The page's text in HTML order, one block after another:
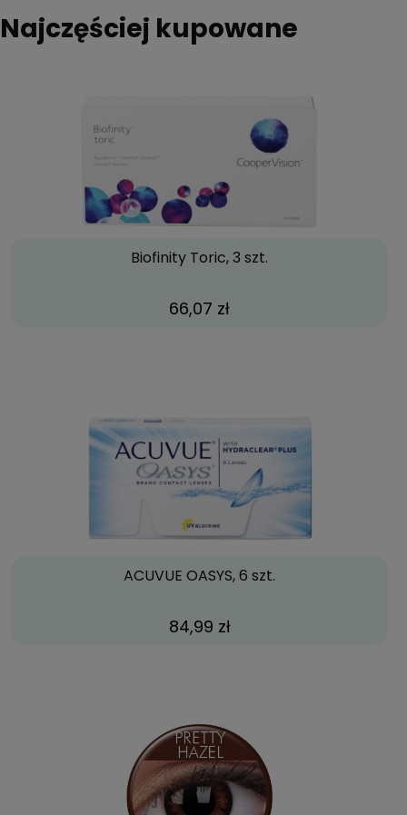
Najczęściej kupowane
Biofinity Toric, 3 szt.
66,07 zł
ACUVUE OASYS, 6 szt.
84,99 zł